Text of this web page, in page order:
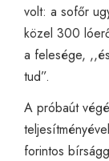
volt: a sofőr
közel 300
a felesége,
tud”.
A próbaút
forintos